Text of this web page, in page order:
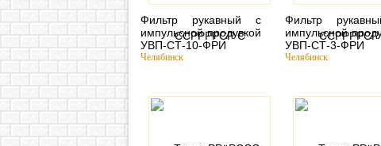
Фильтр рукавный с
импульсной продувкой
УВП-СТ-10-ФРИ
Челябинск
Фильтр
импульсной
УВП-СТ-3-ФРИ
Челябинск